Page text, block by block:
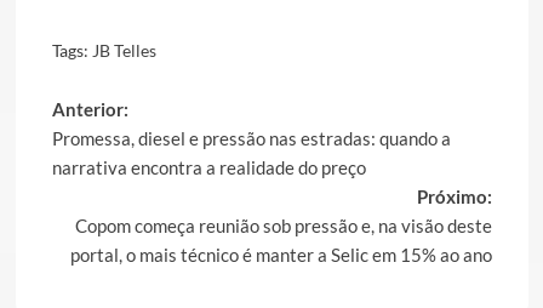
Tags: JB Telles
Post
navigation
Anterior:
Promessa, diesel e pressão nas estradas: quando a
narrativa encontra a realidade do preço
Próximo:
Copom começa reunião sob pressão e, na visão deste
portal, o mais técnico é manter a Selic em 15% ao ano